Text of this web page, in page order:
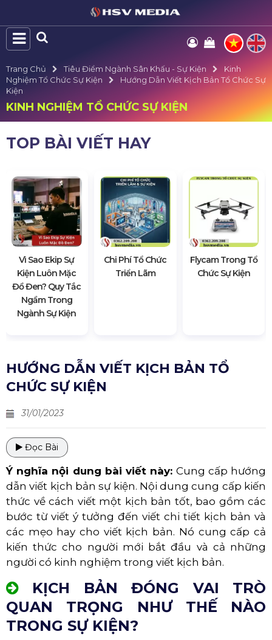
Trang Chủ Tiêu Điểm Ngành Sân Khấu - Sự Kiện
Kinh
Nghiệm Tổ Chức Sự Kiện
Hướng Dẫn Viết Kịch Bản Tổ Chức Sự
Kiện
KINH NGHIỆM TỔ CHỨC SỰ KIỆN
TOP BÀI VIẾT HAY
Vì Sao Ekip Sự
Kiện Luôn Mặc
Đồ Đen? Quy Tắc
Ngầm Trong
Ngành Sự Kiện
Chi Phí Tổ Chức
Triển Lãm
Flycam Trong Tổ
Chức Sự Kiện
HƯỚNG DẪN VIẾT KỊCH BẢN TỔ
CHỨC SỰ KIỆN
31/01/2023
Đọc Bài
Ý nghĩa nội dung bài viết này: Cung cấp hướng
dẫn viết kịch bản sự kiện. Nội dung cung cấp kiến
thức về cách viết một kịch bản tốt, bao gồm các
bước từ viết ý tưởng đến viết chi tiết kịch bản và
các mẹo hay cho viết kịch bản. Nó cung cấp cả
kiến thức cho người mới bắt đầu và cả những
người có kinh nghiệm trong viết kịch bản.
KỊCH BẢN ĐÓNG VAI TRÒ
QUAN TRỌNG NHƯ THẾ NÀO
TRONG SỰ KIỆN?